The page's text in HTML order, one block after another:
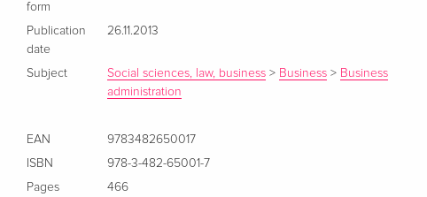
form
Publication
date
26.11.2013
Subject Social sciences, law, business > Business > Business
administration
EAN
9783482650017
ISBN
978-3-482-65001-7
Pages
466